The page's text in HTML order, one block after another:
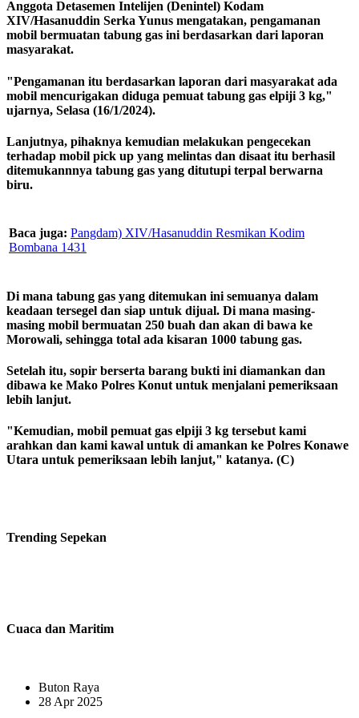
Anggota Detasemen Intelijen (Denintel) Kodam
XIV/Hasanuddin Serka Yunus mengatakan, pengamanan
mobil bermuatan tabung gas ini berdasarkan dari laporan
masyarakat.
"Pengamanan itu berdasarkan laporan dari masyarakat ada
mobil mencurigakan diduga pemuat tabung gas elpiji 3 kg,"
ujarnya, Selasa (16/1/2024).
Lanjutnya, pihaknya kemudian melakukan pengecekan
terhadap mobil pick up yang melintas dan disaat itu berhasil
ditemukannnya tabung gas yang ditutupi terpal berwarna
biru.
Baca juga: Pangdam) XIV/Hasanuddin Resmikan Kodim
Bombana 1431
Di mana tabung gas yang ditemukan ini semuanya dalam
keadaan tersegel dan siap untuk dijual. Di mana masing-
masing mobil bermuatan 250 buah dan akan di bawa ke
Morowali, sehingga total ada kisaran 1000 tabung gas.
Setelah itu, sopir berserta barang bukti ini diamankan dan
dibawa ke Mako Polres Konut untuk menjalani pemeriksaan
lebih lanjut.
"Kemudian, mobil pemuat gas elpiji 3 kg tersebut kami
arahkan dan kami kawal untuk di amankan ke Polres Konawe
Utara untuk pemeriksaan lebih lanjut," katanya. (C)
Trending Sepekan
Cuaca dan Maritim
Buton Raya
28 Apr 2025